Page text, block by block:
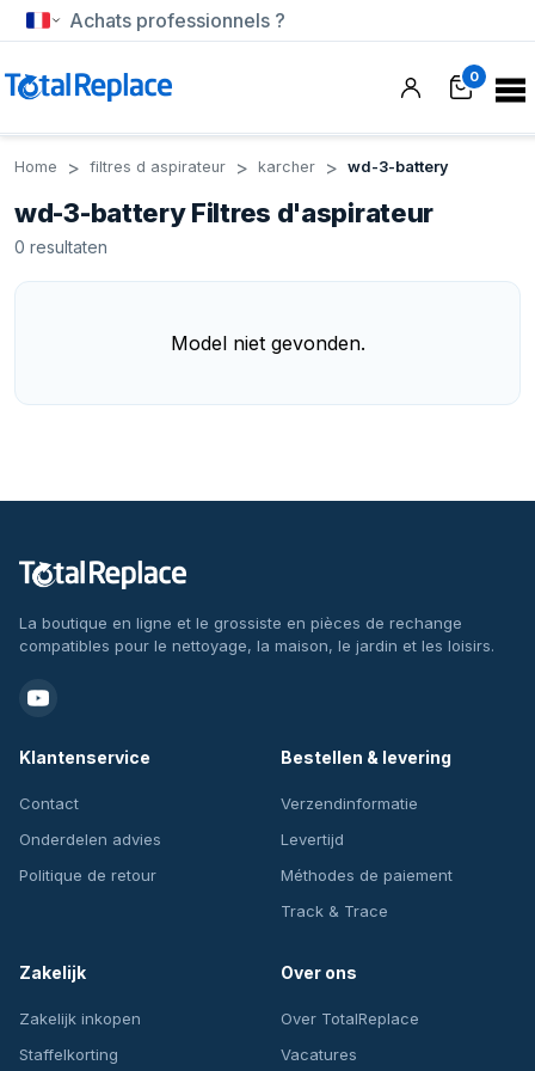
Achats professionnels ?
0
Home filtres d aspirateur karcher wd-3-battery
wd-3-battery Filtres d'aspirateur
0 resultaten
Model niet gevonden.
La boutique en ligne et le grossiste en pièces de rechange
compatibles pour le nettoyage, la maison, le jardin et les loisirs.
Klantenservice
Contact
Onderdelen advies
Politique de retour
Bestellen & levering
Verzendinformatie
Levertijd
Méthodes de paiement
Track & Trace
Zakelijk
Zakelijk inkopen
Staffelkorting
Over ons
Over TotalReplace
Vacatures